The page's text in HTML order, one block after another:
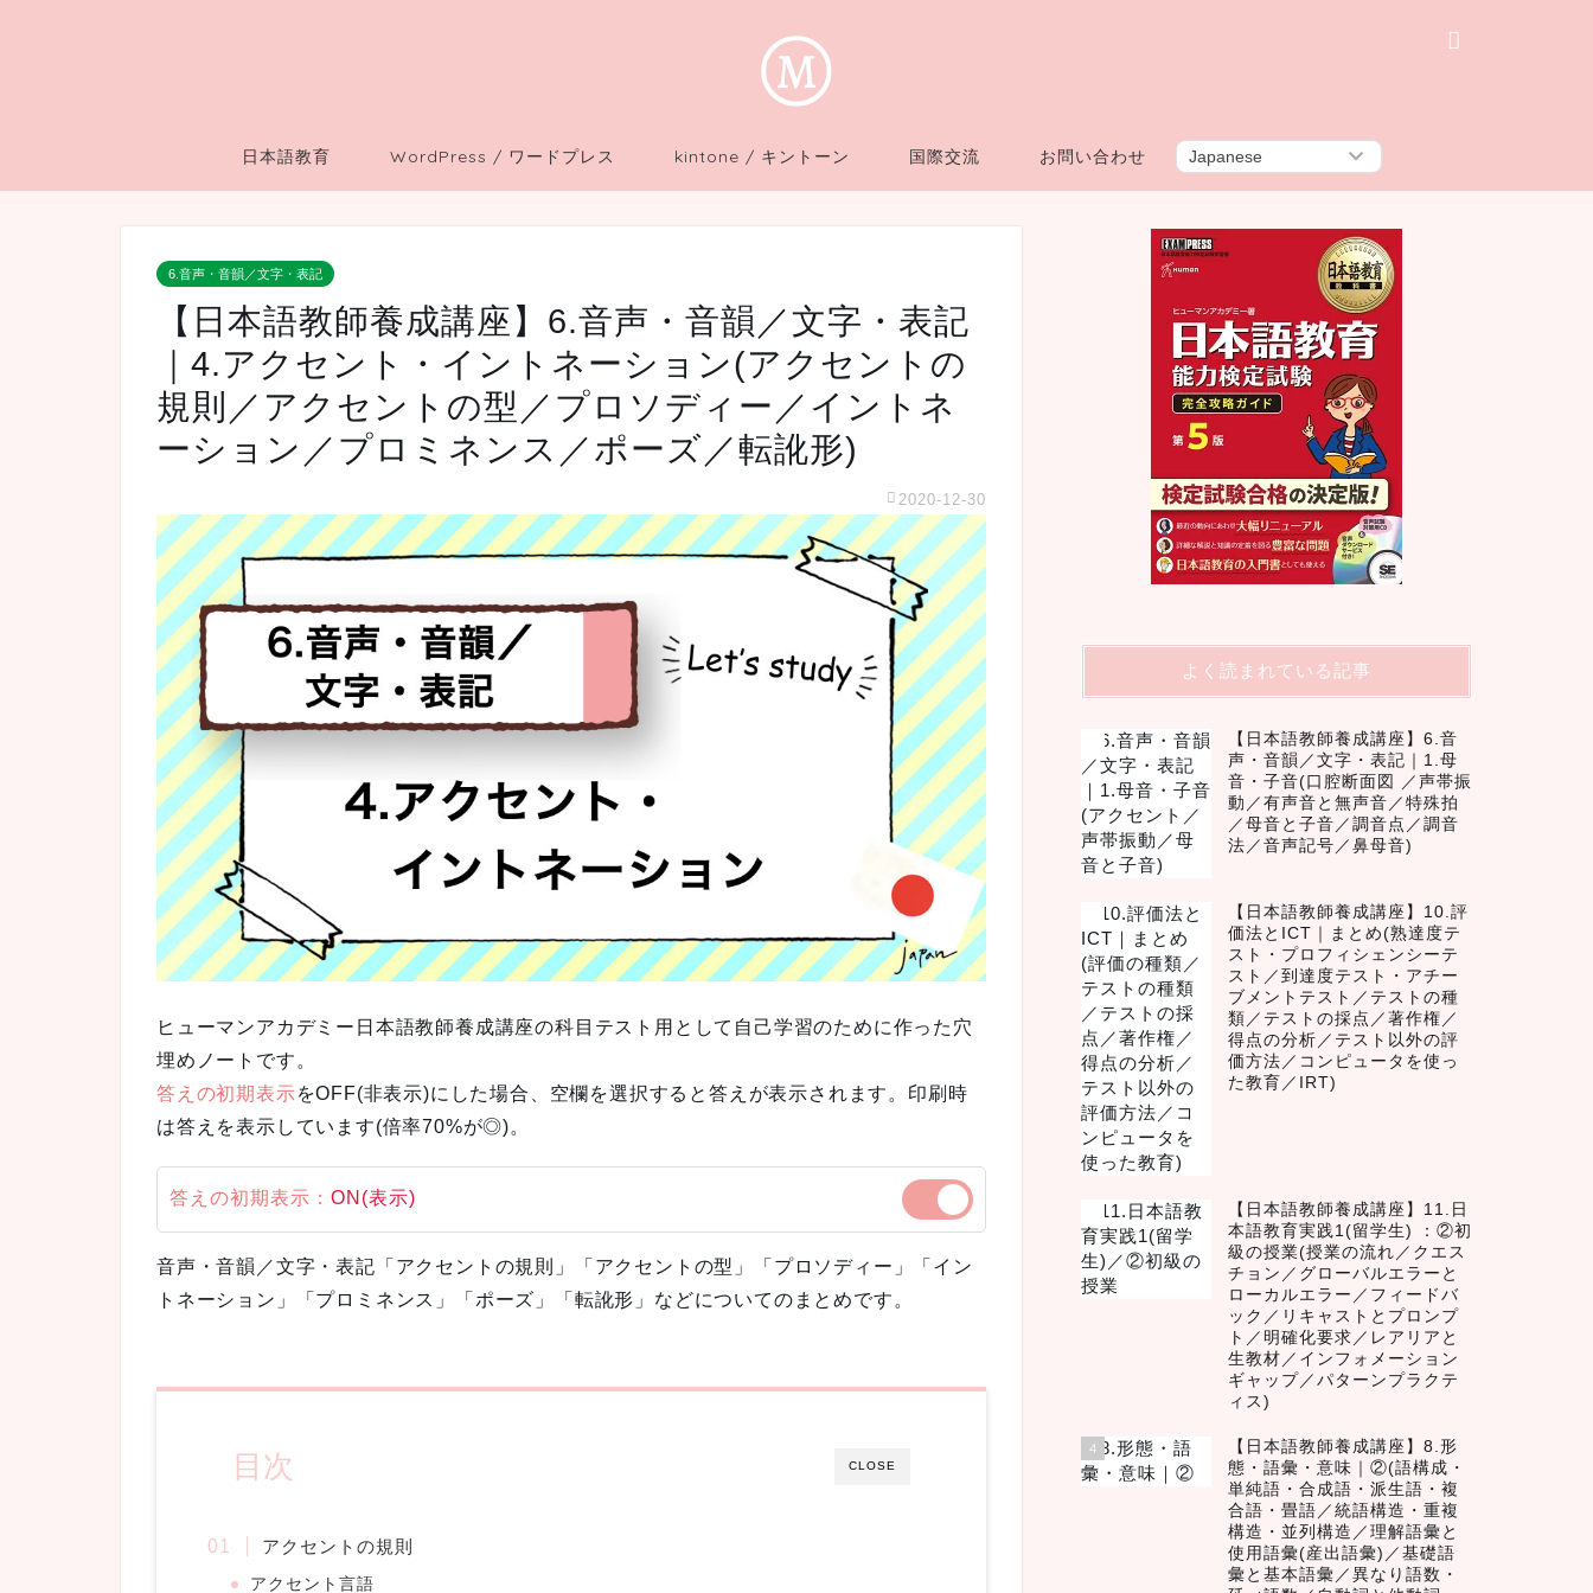
日本語教育 WordPress / ワードプレス kintone / キントーン 国際交流 お問い合わせ
6.音声・音韻／文字・表記
【日本語教師養成講座】6.音声・音韻／文字・表記
｜4.アクセント・イントネーション(アクセントの
規則／アクセントの型／プロソディー／イントネ
ーション／プロミネンス／ポーズ／転訛形)
2020-12-30
ヒューマンアカデミー日本語教師養成講座の科目テスト用として自己学習のために作った穴
埋めノートです。
答えの初期表示をOFF(非表示)にした場合、空欄を選択すると答えが表示されます。印刷時
は答えを表示しています(倍率70%が◎)。
答えの初期表示： ON(表示)
音声・音韻／文字・表記「アクセントの規則」「アクセントの型」「プロソディー」「イン
トネーション」「プロミネンス」「ポーズ」「転訛形」などについてのまとめです。
CLOSE
目次
アクセントの規則
アクセント言語
よく読まれている記事
【日本語教師養成講座】6.音
声・音韻／文字・表記｜1.母
音・子音(口腔断面図 ／声帯振
動／有声音と無声音／特殊拍
／母音と子音／調音点／調音
法／音声記号／鼻母音)
【日本語教師養成講座】10.評
価法とICT｜まとめ(熟達度テ
スト・プロフィシェンシーテ
スト／到達度テスト・アチー
ブメントテスト／テストの種
類／テストの採点／著作権／
得点の分析／テスト以外の評
価方法／コンピュータを使っ
た教育／IRT)
【日本語教師養成講座】11.日
本語教育実践1(留学生) ：②初
級の授業(授業の流れ／クエス
チョン／グローバルエラーと
ローカルエラー／フィードバ
ック／リキャストとプロンプ
ト／明確化要求／レアリアと
生教材／インフォメーション
ギャップ／パターンプラクテ
ィス)
4
【日本語教師養成講座】8.形
態・語彙・意味｜②(語構成・
単純語・合成語・派生語・複
合語・畳語／統語構造・重複
構造・並列構造／理解語彙と
使用語彙(産出語彙)／基礎語
彙と基本語彙／異なり語数・